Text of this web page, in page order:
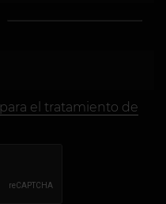
para el tratamiento de